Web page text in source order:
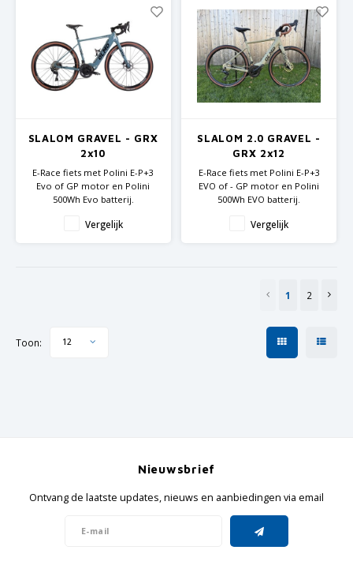
SLALOM GRAVEL - GRX
2x10
E-Race fiets met Polini E-P+3
Evo of GP motor en Polini
500Wh Evo batterij.
vork
Vergelijk
SLALOM 2.0 GRAVEL -
GRX 2x12
E-Race fiets met Polini E-P+3
EVO of - GP motor en Polini
500Wh EVO batterij.
vork
Vergelijk
1 2
Toon: 12
Nieuwsbrief
Ontvang de laatste updates, nieuws en aanbiedingen via email